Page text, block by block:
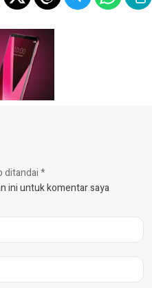
ditandai*
ini untuk komentar saya